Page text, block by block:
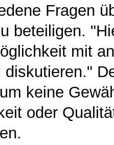
Fragen
beteiligen.
mit
diskutieren."
keine
oder